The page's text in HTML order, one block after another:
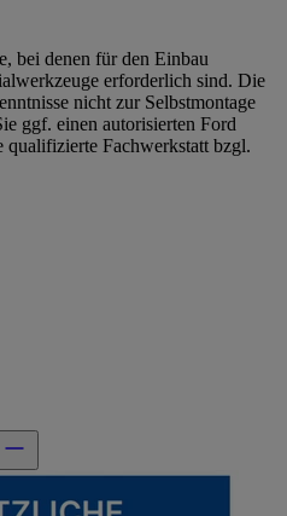
bei denen für den Einbau
erforderlich sind. Die
nicht zur Selbstmontage
ggf. einen autorisierten Ford
qualifizierte Fachwerkstatt bzgl.